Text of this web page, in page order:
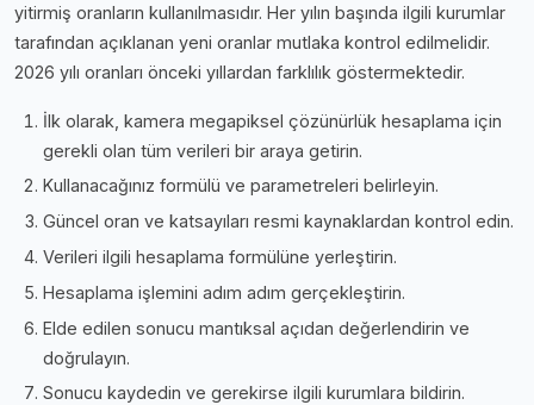
yitirmiş oranların kullanılmasıdır. Her yılın başında ilgili kurumlar
tarafından açıklanan yeni oranlar mutlaka kontrol edilmelidir.
2026 yılı oranları önceki yıllardan farklılık göstermektedir.
İlk olarak, kamera megapiksel çözünürlük hesaplama için
gerekli olan tüm verileri bir araya getirin.
Kullanacağınız formülü ve parametreleri belirleyin.
Güncel oran ve katsayıları resmi kaynaklardan kontrol edin.
Verileri ilgili hesaplama formülüne yerleştirin.
Hesaplama işlemini adım adım gerçekleştirin.
Elde edilen sonucu mantıksal açıdan değerlendirin ve
doğrulayın.
Sonucu kaydedin ve gerekirse ilgili kurumlara bildirin.